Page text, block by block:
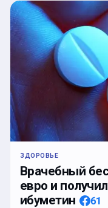
ЗДОРОВЬЕ
Врачебный
евро и
ибуметин
61